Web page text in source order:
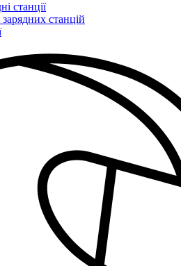
станції
станцій